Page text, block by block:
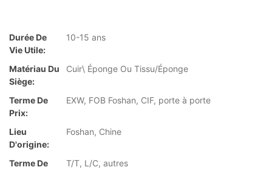
Durée De
Vie Utile:
10-15 ans
Matériau Du
Siège:
Cuir\ Éponge Ou Tissu/Éponge
Terme De
Prix:
EXW, FOB Foshan, CIF, porte à porte
Lieu
D'origine:
Foshan, Chine
Terme De
T/T, L/C, autres